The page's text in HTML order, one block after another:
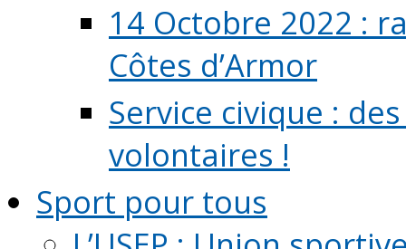
14 Octobre 2022 :
Côtes d’Armor
Service civique :
volontaires !
Sport pour tous